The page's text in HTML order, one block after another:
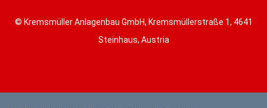
© Kremsmüller Anlagenbau GmbH, Kremsmüllerstraße 1, 4641
Steinhaus, Austria